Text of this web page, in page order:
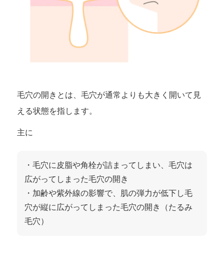
毛穴の開きとは、毛穴が通常よりも大きく開いて見
える状態を指します。
主に
・毛穴に皮脂や角栓が詰まってしまい、毛穴は
広がってしまった毛穴の開き
・加齢や紫外線の影響で、肌の弾力が低下し毛
穴が縦に広がってしまった毛穴の開き（たるみ
毛穴）